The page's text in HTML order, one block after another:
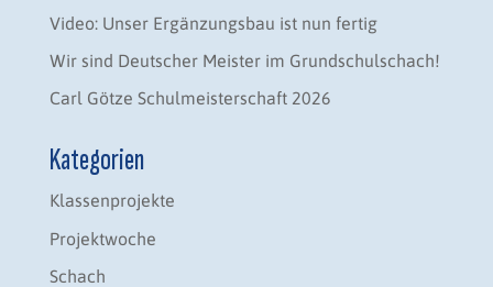
Video: Unser Ergänzungsbau ist nun fertig
Wir sind Deutscher Meister im Grundschulschach!
Carl Götze Schulmeisterschaft 2026
Kategorien
Klassenprojekte
Projektwoche
Schach